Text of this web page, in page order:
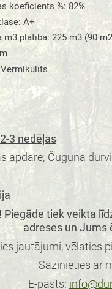
koeficients %: 82%
: A+
m3 platība: 225 m3 (90
Vermikulīts
3 nedēļas
apdare; Čuguna
Piegāde tiek veikta
adreses un Jums
jautājumi, vēlaties
Sazinieties ar
E-pasts: